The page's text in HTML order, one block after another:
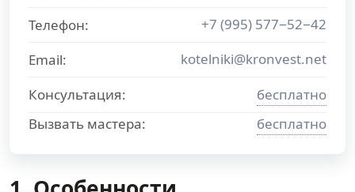
Телефон:
+7 (995) 577−52−42
Email:
kotelniki@kronvest.net
Консультация:
бесплатно
Вызвать мастера:
бесплатно